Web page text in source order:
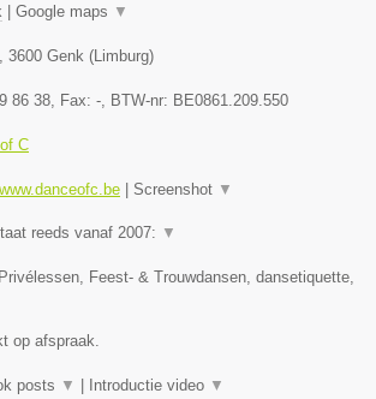
| Google maps ▼
3600 Genk (Limburg)
86 38 , Fax: - , BTW-nr: BE0861.209.550
C
| Screenshot ▼
reeds vanaf 2007: ▼
Feest- & Trouwdansen, dansetiquette,
op afspraak.
posts ▼ | Introductie video ▼